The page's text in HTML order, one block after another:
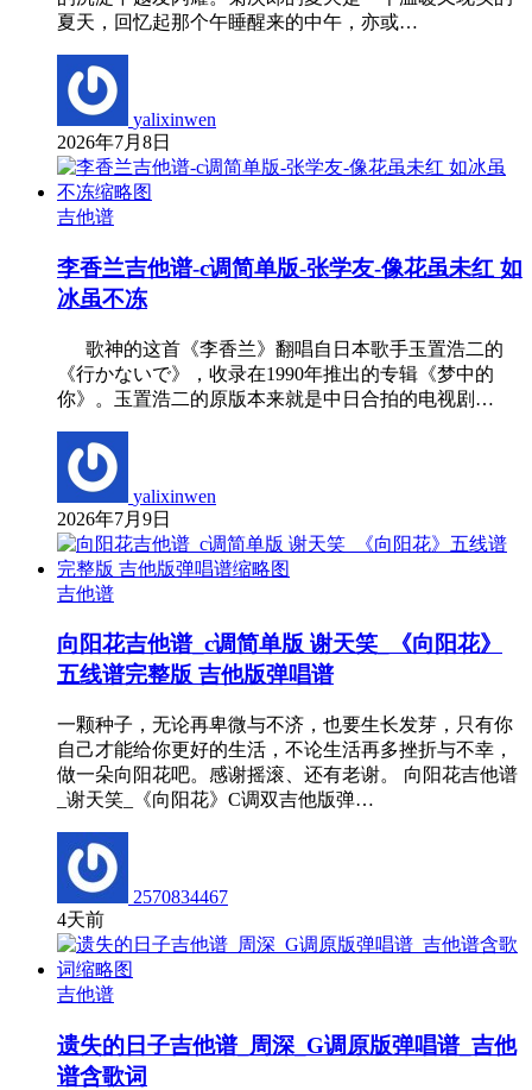
夏天，回忆起那个午睡醒来的中午，亦或…
yalixinwen
2026年7月8日
吉他谱
李香兰吉他谱-c调简单版-张学友-像花虽未红 如
冰虽不冻
歌神的这首《李香兰》翻唱自日本歌手玉置浩二的
《行かないで》，收录在1990年推出的专辑《梦中的
你》。玉置浩二的原版本来就是中日合拍的电视剧…
yalixinwen
2026年7月9日
吉他谱
向阳花吉他谱_c调简单版 谢天笑_《向阳花》
五线谱完整版 吉他版弹唱谱
一颗种子，无论再卑微与不济，也要生长发芽，只有你
自己才能给你更好的生活，不论生活再多挫折与不幸，
做一朵向阳花吧。感谢摇滚、还有老谢。 向阳花吉他谱
_谢天笑_《向阳花》C调双吉他版弹…
2570834467
4天前
吉他谱
遗失的日子吉他谱_周深_G调原版弹唱谱_吉他
谱含歌词